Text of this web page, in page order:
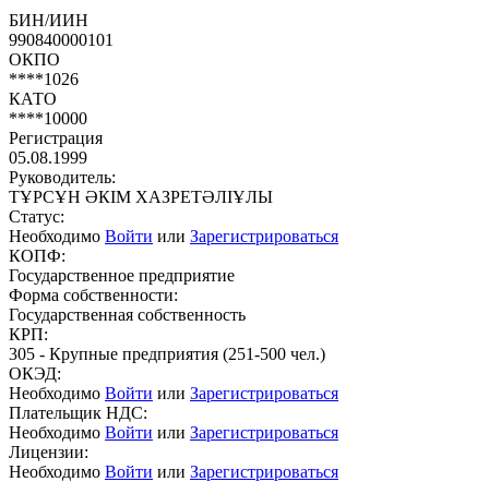
БИН/ИИН
990840000101
ОКПО
****1026
КАТО
****10000
Регистрация
05.08.1999
Руководитель:
ТҰРСҰН ӘКІМ ХАЗРЕТӘЛІҰЛЫ
Статус:
Необходимо Войти или Зарегистрироваться
КОПФ:
Государственное предприятие
Форма собственности:
Государственная собственность
КРП:
305 - Крупные предприятия (251-500 чел.)
ОКЭД:
Необходимо Войти или Зарегистрироваться
Плательщик НДС:
Необходимо Войти или Зарегистрироваться
Лицензии:
Необходимо Войти или Зарегистрироваться